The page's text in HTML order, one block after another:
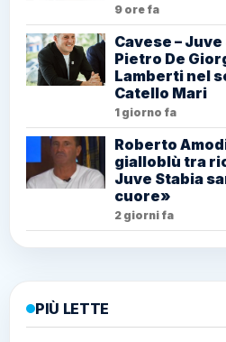
9 ore fa
Cavese –
Pietro De
Lamberti nel
Catello Mari
1 giorno fa
Roberto
gialloblù tra
Juve Stabia
cuore»
2 giorni fa
PIÙ LETTE